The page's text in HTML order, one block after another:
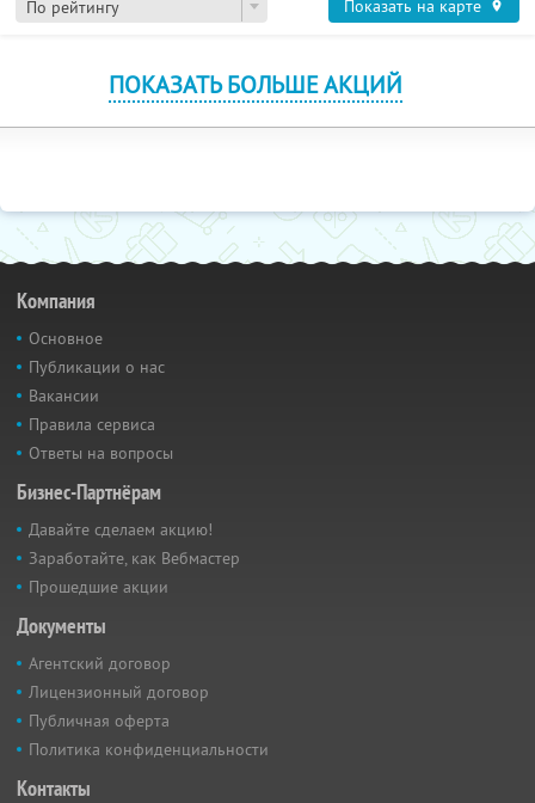
По рейтингу Показать на карте
ПОКАЗАТЬ БОЛЬШЕ АКЦИЙ
Компания
Основное
Публикации о нас
Вакансии
Правила сервиса
Ответы на вопросы
Бизнес-Партнёрам
Давайте сделаем акцию!
Заработайте, как Вебмастер
Прошедшие акции
Документы
Агентский договор
Лицензионный договор
Публичная оферта
Политика конфиденциальности
Контакты